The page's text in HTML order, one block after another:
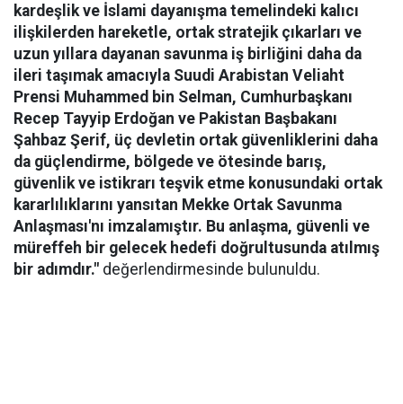
kardeşlik ve İslami dayanışma temelindeki kalıcı
ilişkilerden hareketle, ortak stratejik çıkarları ve
uzun yıllara dayanan savunma iş birliğini daha da
ileri taşımak amacıyla Suudi Arabistan Veliaht
Prensi Muhammed bin Selman, Cumhurbaşkanı
Recep Tayyip Erdoğan ve Pakistan Başbakanı
Şahbaz Şerif, üç devletin ortak güvenliklerini daha
da güçlendirme, bölgede ve ötesinde barış,
güvenlik ve istikrarı teşvik etme konusundaki ortak
kararlılıklarını yansıtan Mekke Ortak Savunma
Anlaşması'nı imzalamıştır. Bu anlaşma, güvenli ve
müreffeh bir gelecek hedefi doğrultusunda atılmış
bir adımdır." değerlendirmesinde bulunuldu.